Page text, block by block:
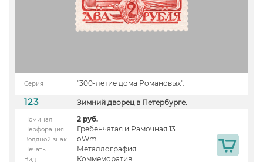
Серия "300-летие дома Романовых".
123 Зимний дворец в Петербурге.
Номинал 2 руб.
Перфорация Гребенчатая и Рамочная 13
Водяной знак oWm
Печать Металлография
Вид Коммеморатив